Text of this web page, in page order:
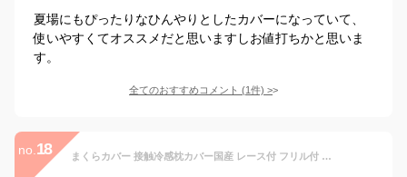
夏場にもぴったりなひんやりとしたカバーになっていて、
使いやすくてオススメだと思いますしお値打ちかと思いま
す。
全てのおすすめコメント (1件) >
no. 18 まくらカバー 接触冷感枕カバー国産 レース付 フリル付 可愛い 綿100％43x63cm まくらカバー4枚までゆうパケットメール便送料無料10P18Jun16